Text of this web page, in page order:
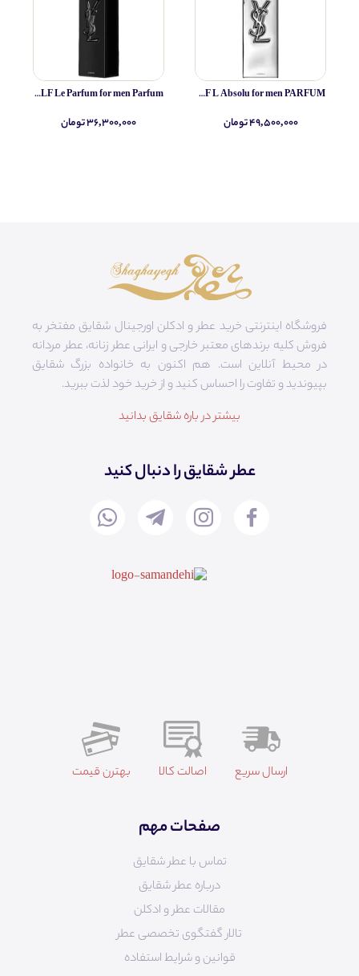
Yves Saint Laurent MYSLF L Absolu for men PARFUM
۴۹,۵۰۰,۰۰۰ تومان
Yves Saint Laurent MYSLF Le Parfum for men Parfum
۳۶,۳۰۰,۰۰۰ تومان
فروشگاه اینترنتی خرید عطر و ادکلن اورجینال شقایق مفتخر به
فروش کلیه برندهای معتبر خارجی و ایرانی عطر زنانه، عطر مردانه
در محیط آنلاین است. هم‌ اکنون به خانواده بزرگ شقایق
بپیوندید و تفاوت را احساس کنید و از خرید خود لذت ببرید.
بیشتر در باره شقایق بدانید
عطر شقایق را دنبال کنید
ارسال سریع اصالت کالا بهترن قیمت
صفحات مهم
تماس با عطر شقایق
درباره عطر شقایق
مقالات عطر و ادکلن
تالار گفتگوی تخصصی عطر
قوانین و شرایط استفاده